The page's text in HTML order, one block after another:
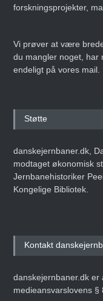
forskningsprojekter,
Vi prøver at være
du mangler noget, har
endeligt på vores mail.
Støtte
danskejernbaner.dk,
modtaget økonomisk
Jernbanehistoriker
Kongelige Bibliotek.
Kontakt
danskejernbaner.dk
medieansvarslovens §